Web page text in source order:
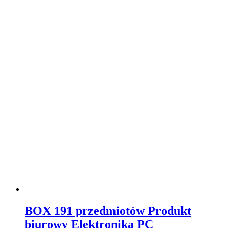
BOX 191 przedmiotów Produkt
biurowy Elektronika PC